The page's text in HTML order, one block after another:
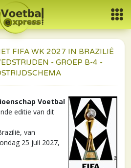
FIFA WK 2027 IN BRAZILIÊ
- GROEP B-4 -
Voetbal
editie van dit
van
25 juli 2027,